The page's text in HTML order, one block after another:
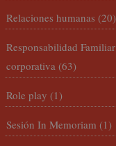
Relaciones humanas (20)
Responsabilidad Familiar
corporativa (63)
Role play (1)
Sesión In Memoriam (1)